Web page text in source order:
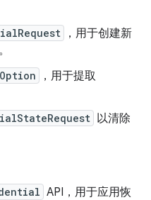
，用于创建新
。
，用于提取
以清除
API，用于应用恢